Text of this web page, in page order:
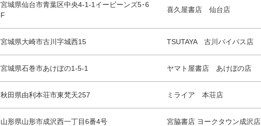
宮城県仙台市青葉区中央4-1-1イービーンズ5･6
F
喜久屋書店 仙台店
宮城県大崎市古川字城西15 TSUTAYA 古川バイパス店
宮城県石巻市あけぼの1-5-1 ヤマト屋書店 あけぼの店
秋田県由利本荘市東梵天257 ミライア 本荘店
山形県山形市成沢西一丁目6番4号 宮脇書店 ヨークタウン成沢店